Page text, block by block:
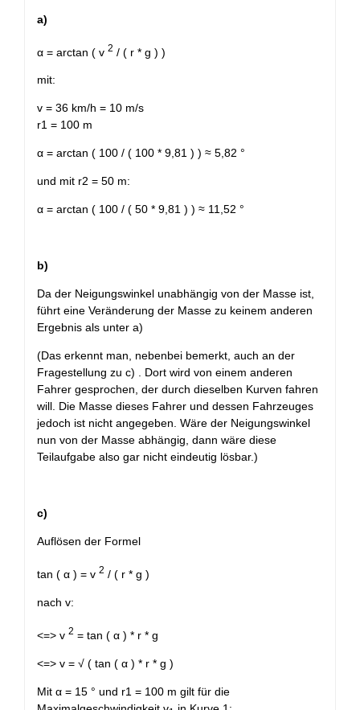
a)
α = arctan ( v 2 / ( r * g ) )
mit:
v = 36 km/h = 10 m/s
r1 = 100 m
α = arctan ( 100 / ( 100 * 9,81 ) ) ≈ 5,82 °
und mit r2 = 50 m:
α = arctan ( 100 / ( 50 * 9,81 ) ) ≈ 11,52 °
b)
Da der Neigungswinkel unabhängig von der Masse ist,
führt eine Veränderung der Masse zu keinem anderen
Ergebnis als unter a)
(Das erkennt man, nebenbei bemerkt, auch an der
Fragestellung zu c) . Dort wird von einem anderen
Fahrer gesprochen, der durch dieselben Kurven fahren
will. Die Masse dieses Fahrer und dessen Fahrzeuges
jedoch ist nicht angegeben. Wäre der Neigungswinkel
nun von der Masse abhängig, dann wäre diese
Teilaufgabe also gar nicht eindeutig lösbar.)
c)
Auflösen der Formel
tan ( α ) = v 2 / ( r * g )
nach v:
<=> v 2 = tan ( α ) * r * g
<=> v = √ ( tan ( α ) * r * g )
Mit α = 15 ° und r1 = 100 m gilt für die